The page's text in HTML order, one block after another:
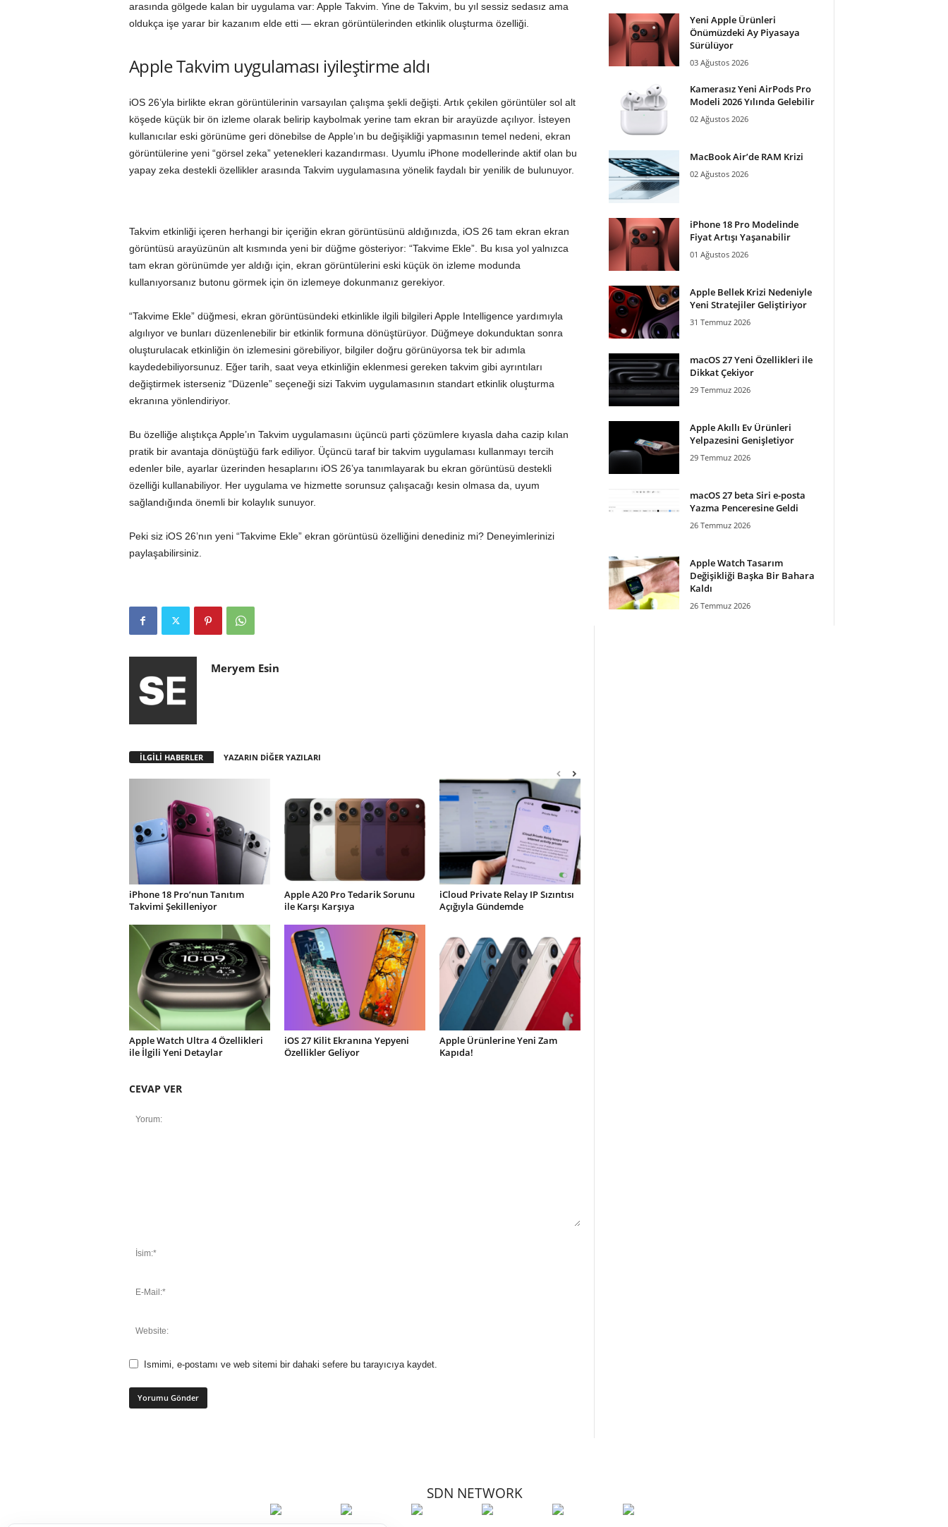
arasında gölgede kalan bir uygulama var: Apple Takvim. Yine de Takvim, bu yıl sessiz sedasız ama
oldukça işe yarar bir kazanım elde etti — ekran görüntülerinden etkinlik oluşturma özelliği.
Apple Takvim uygulaması iyileştirme aldı
iOS 26’yla birlikte ekran görüntülerinin varsayılan çalışma şekli değişti. Artık çekilen görüntüler sol alt
köşede küçük bir ön izleme olarak belirip kaybolmak yerine tam ekran bir arayüzde açılıyor. İsteyen
kullanıcılar eski görünüme geri dönebilse de Apple’ın bu değişikliği yapmasının temel nedeni, ekran
görüntülerine yeni “görsel zeka” yetenekleri kazandırması. Uyumlu iPhone modellerinde aktif olan bu
yapay zeka destekli özellikler arasında Takvim uygulamasına yönelik faydalı bir yenilik de bulunuyor.
Takvim etkinliği içeren herhangi bir içeriğin ekran görüntüsünü aldığınızda, iOS 26 tam ekran ekran
görüntüsü arayüzünün alt kısmında yeni bir düğme gösteriyor: “Takvime Ekle”. Bu kısa yol yalnızca
tam ekran görünümde yer aldığı için, ekran görüntülerini eski küçük ön izleme modunda
kullanıyorsanız butonu görmek için ön izlemeye dokunmanız gerekiyor.
“Takvime Ekle” düğmesi, ekran görüntüsündeki etkinlikle ilgili bilgileri Apple Intelligence yardımıyla
algılıyor ve bunları düzenlenebilir bir etkinlik formuna dönüştürüyor. Düğmeye dokunduktan sonra
oluşturulacak etkinliğin ön izlemesini görebiliyor, bilgiler doğru görünüyorsa tek bir adımla
kaydedebiliyorsunuz. Eğer tarih, saat veya etkinliğin eklenmesi gereken takvim gibi ayrıntıları
değiştirmek isterseniz “Düzenle” seçeneği sizi Takvim uygulamasının standart etkinlik oluşturma
ekranına yönlendiriyor.
Bu özelliğe alıştıkça Apple’ın Takvim uygulamasını üçüncü parti çözümlere kıyasla daha cazip kılan
pratik bir avantaja dönüştüğü fark ediliyor. Üçüncü taraf bir takvim uygulaması kullanmayı tercih
edenler bile, ayarlar üzerinden hesaplarını iOS 26’ya tanımlayarak bu ekran görüntüsü destekli
özelliği kullanabiliyor. Her uygulama ve hizmette sorunsuz çalışacağı kesin olmasa da, uyum
sağlandığında önemli bir kolaylık sunuyor.
Peki siz iOS 26’nın yeni “Takvime Ekle” ekran görüntüsü özelliğini denediniz mi? Deneyimlerinizi
paylaşabilirsiniz.
Meryem Esin
İLGİLİ HABERLER YAZARIN DİĞER YAZILARI
iPhone 18 Pro’nun Tanıtım
Takvimi Şekilleniyor
Apple A20 Pro Tedarik Sorunu
ile Karşı Karşıya
iCloud Private Relay IP Sızıntısı
Açığıyla Gündemde
Apple Watch Ultra 4 Özellikleri
ile İlgili Yeni Detaylar
iOS 27 Kilit Ekranına Yepyeni
Özellikler Geliyor
Apple Ürünlerine Yeni Zam
Kapıda!
CEVAP VER
Ismimi, e-postamı ve web sitemi bir dahaki sefere bu tarayıcıya kaydet.
Yeni Apple Ürünleri
Önümüzdeki Ay Piyasaya
Sürülüyor
03 Ağustos 2026
Kamerasız Yeni AirPods Pro
Modeli 2026 Yılında Gelebilir
02 Ağustos 2026
MacBook Air’de RAM Krizi
02 Ağustos 2026
iPhone 18 Pro Modelinde
Fiyat Artışı Yaşanabilir
01 Ağustos 2026
Apple Bellek Krizi Nedeniyle
Yeni Stratejiler Geliştiriyor
31 Temmuz 2026
macOS 27 Yeni Özellikleri ile
Dikkat Çekiyor
29 Temmuz 2026
Apple Akıllı Ev Ürünleri
Yelpazesini Genişletiyor
29 Temmuz 2026
macOS 27 beta Siri e-posta
Yazma Penceresine Geldi
26 Temmuz 2026
Apple Watch Tasarım
Değişikliği Başka Bir Bahara
Kaldı
26 Temmuz 2026
SDN NETWORK